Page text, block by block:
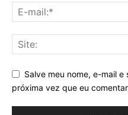
Salve meu nome, e-mail
próxima vez que eu